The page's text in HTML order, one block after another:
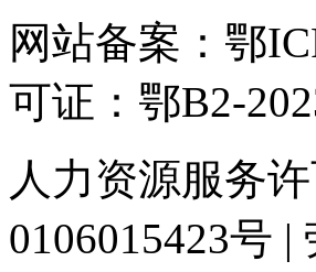
网站备案： 鄂
可证：鄂B2-
人力资源服务
0106015423号